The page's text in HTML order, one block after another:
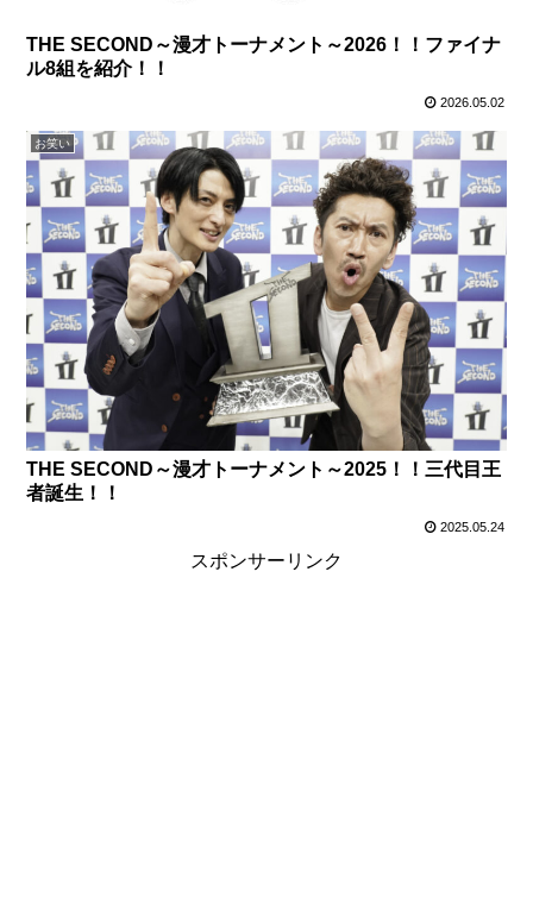
THE SECOND～漫才トーナメント～2026！！ファイナ
ル8組を紹介！！
2026.05.02
お笑い
THE SECOND～漫才トーナメント～2025！！三代目王
者誕生！！
2025.05.24
スポンサーリンク